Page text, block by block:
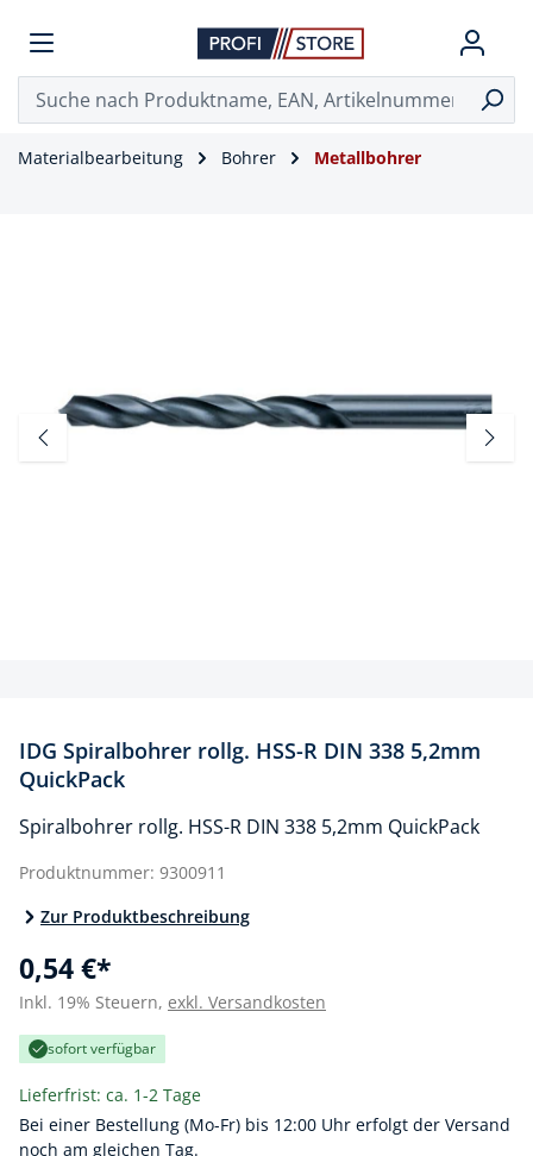
Materialbearbeitung Bohrer Metallbohrer
IDG Spiralbohrer rollg. HSS-R DIN 338 5,2mm
QuickPack
Spiralbohrer rollg. HSS-R DIN 338 5,2mm QuickPack
Produktnummer: 9300911
Zur Produktbeschreibung
0,54 €*
Inkl. 19% Steuern, exkl. Versandkosten
sofort verfügbar
Lieferfrist: ca. 1-2 Tage
Bei einer Bestellung (Mo-Fr) bis 12:00 Uhr erfolgt der Versand
noch am gleichen Tag.